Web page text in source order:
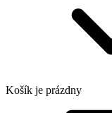
Košík je prázdny